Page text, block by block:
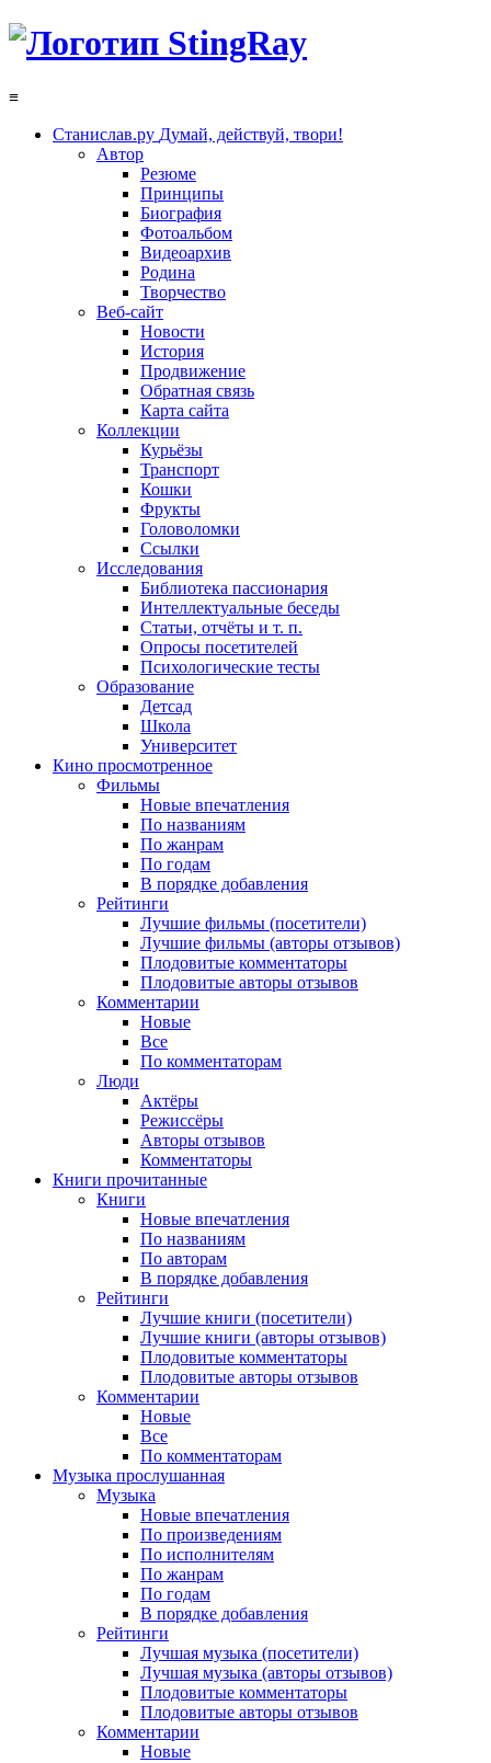
≡
Станислав.ру Думай, действуй, твори!
Автор
Резюме
Принципы
Биография
Фотоальбом
Видеоархив
Родина
Творчество
Веб-сайт
Новости
История
Продвижение
Обратная связь
Карта сайта
Коллекции
Курьёзы
Транспорт
Кошки
Фрукты
Головоломки
Ссылки
Исследования
Библиотека пассионария
Интеллектуальные беседы
Статьи, отчёты и т. п.
Опросы посетителей
Психологические тесты
Образование
Детсад
Школа
Университет
Кино просмотренное
Фильмы
Новые впечатления
По названиям
По жанрам
По годам
В порядке добавления
Рейтинги
Лучшие фильмы (посетители)
Лучшие фильмы (авторы отзывов)
Плодовитые комментаторы
Плодовитые авторы отзывов
Комментарии
Новые
Все
По комментаторам
Люди
Актёры
Режиссёры
Авторы отзывов
Комментаторы
Книги прочитанные
Книги
Новые впечатления
По названиям
По авторам
В порядке добавления
Рейтинги
Лучшие книги (посетители)
Лучшие книги (авторы отзывов)
Плодовитые комментаторы
Плодовитые авторы отзывов
Комментарии
Новые
Все
По комментаторам
Музыка прослушанная
Музыка
Новые впечатления
По произведениям
По исполнителям
По жанрам
По годам
В порядке добавления
Рейтинги
Лучшая музыка (посетители)
Лучшая музыка (авторы отзывов)
Плодовитые комментаторы
Плодовитые авторы отзывов
Комментарии
Новые